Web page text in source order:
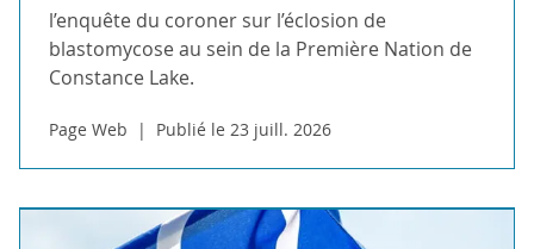
l’enquête du coroner sur l’éclosion de
blastomycose au sein de la Première Nation de
Constance Lake.
Page Web Publié le 23 juill. 2026